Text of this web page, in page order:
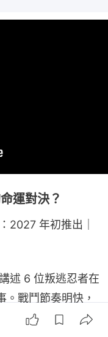
運對決？
2027 年初推出｜
述 6 位叛逃忍者在
戰鬥節奏明快，
壁動作。水墨畫般